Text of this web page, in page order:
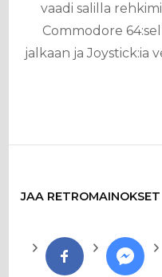
vaadi salilla
Commodore
jalkaan ja Joystick:ia
JAA RETROMAINOKSET